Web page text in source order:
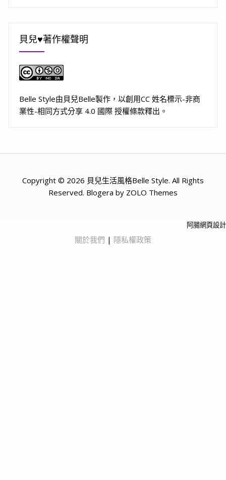
貝兒♥著作權聲明
Belle Style由貝兒Belle製作，以創用CC 姓名標示-非商
業性-相同方式分享 4.0 國際 授權條款釋出。
Copyright © 2026 貝兒生活風格Belle Style. All Rights
Reserved. Blogera by ZOLO Themes
阿腸網頁設計
關於我們 | 隱私權政策